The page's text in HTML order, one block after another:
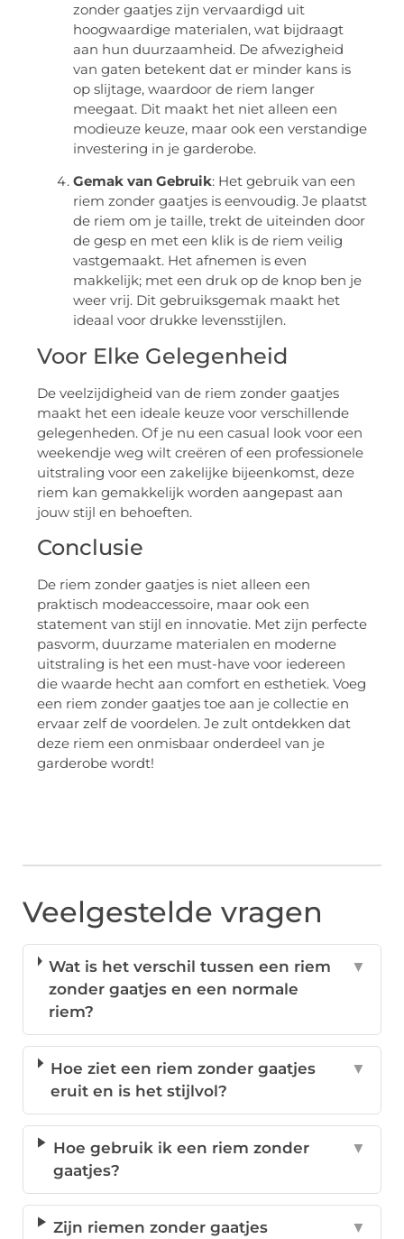
zonder gaatjes zijn vervaardigd uit
hoogwaardige materialen, wat bijdraagt
aan hun duurzaamheid. De afwezigheid
van gaten betekent dat er minder kans is
op slijtage, waardoor de riem langer
meegaat. Dit maakt het niet alleen een
modieuze keuze, maar ook een verstandige
investering in je garderobe.
Gemak van Gebruik: Het gebruik van een
riem zonder gaatjes is eenvoudig. Je plaatst
de riem om je taille, trekt de uiteinden door
de gesp en met een klik is de riem veilig
vastgemaakt. Het afnemen is even
makkelijk; met een druk op de knop ben je
weer vrij. Dit gebruiksgemak maakt het
ideaal voor drukke levensstijlen.
Voor Elke Gelegenheid
De veelzijdigheid van de riem zonder gaatjes
maakt het een ideale keuze voor verschillende
gelegenheden. Of je nu een casual look voor een
weekendje weg wilt creëren of een professionele
uitstraling voor een zakelijke bijeenkomst, deze
riem kan gemakkelijk worden aangepast aan
jouw stijl en behoeften.
Conclusie
De riem zonder gaatjes is niet alleen een
praktisch modeaccessoire, maar ook een
statement van stijl en innovatie. Met zijn perfecte
pasvorm, duurzame materialen en moderne
uitstraling is het een must-have voor iedereen
die waarde hecht aan comfort en esthetiek. Voeg
een riem zonder gaatjes toe aan je collectie en
ervaar zelf de voordelen. Je zult ontdekken dat
deze riem een onmisbaar onderdeel van je
garderobe wordt!
Veelgestelde vragen
Wat is het verschil tussen een riem
zonder gaatjes en een normale
riem?
▼
Hoe ziet een riem zonder gaatjes
eruit en is het stijlvol?
▼
Hoe gebruik ik een riem zonder
gaatjes?
▼
Zijn riemen zonder gaatjes ▼